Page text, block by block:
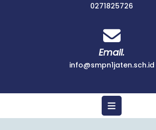
0271825726
Email.
info@smpn1jaten.sch.id